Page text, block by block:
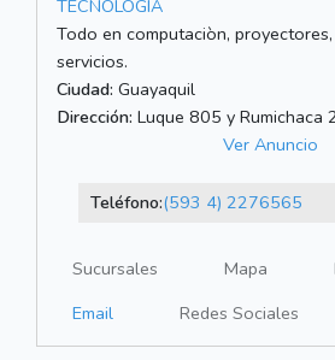
TECNOLOGIA
Todo en computaciòn,
servicios.
Ciudad: Guayaquil
Dirección: Luque 805 y Rumichaca
Ver Anuncio
Teléfono:(593 4) 2276565
Sucursales Mapa
Email
Redes Sociales